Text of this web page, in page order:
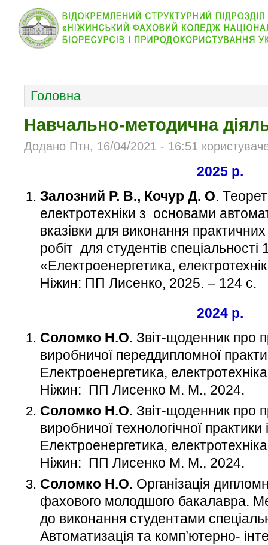
Головна
Навчально-методична
Додано Птн, 16/04/2021 - 16:51
2025 р.
Залозний Р. В., Кочур Д. О.
електротехніки з основами
вказівки для виконання
робіт для студентів спеціальності
«Електроенергетика,
Ніжин: ПП Лисенко, 2025. – 124 с.
2024 р.
Соломко Н.О. Звіт-щоденник про
виробничої переддипломної
Електроенергетика,
Ніжин: ПП Лисенко М. М., 2024.
Соломко Н.О. Звіт-щоденник про
виробничої технологічної практики
Електроенергетика,
Ніжин: ПП Лисенко М. М., 2024.
Соломко Н.О. Організація
фахового молодшого бакалавра.
до виконання студентами
Автоматизація та комп’ютерно-